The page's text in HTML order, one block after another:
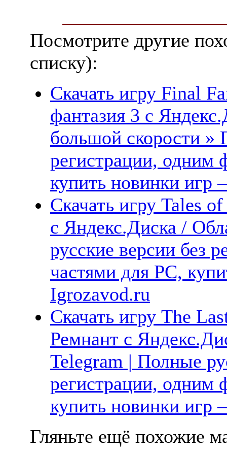
Посмотрите другие
списку):
Скачать игру Final
фантазия 3 с
большой скорости »
регистрации, одним
купить новинки
Скачать игру Tales
с Яндекс.Диска /
русские версии без
частями для PC,
Igrozavod.ru
Скачать игру The
Ремнант с
Telegram | Полные
регистрации, одним
купить новинки
Гляньте ещё похожие